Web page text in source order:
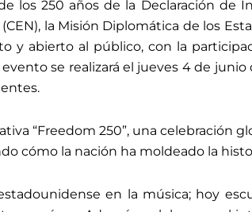
los 250 años de la Declaración de
la Misión Diplomática de los
y abierto al público, con la
se realizará el jueves 4 de junio
“Freedom 250”, una celebración
cómo la nación ha moldeado la
en la música; hoy